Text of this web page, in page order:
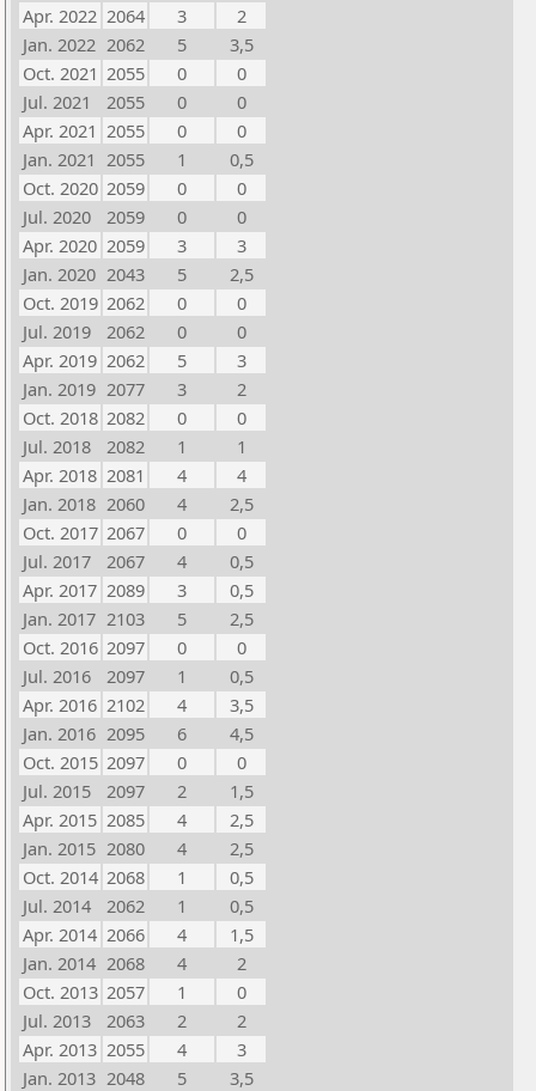
Apr. 2022 2064 3
2
Jan. 2022 2062 5
3,5
Oct. 2021 2055 0
0
Jul. 2021
2055 0
0
Apr. 2021 2055 0
0
Jan. 2021 2055 1
0,5
Oct. 2020 2059 0
0
Jul. 2020
2059 0
0
Apr. 2020 2059 3
3
Jan. 2020 2043 5
2,5
Oct. 2019 2062 0
0
Jul. 2019
2062 0
0
Apr. 2019 2062 5
3
Jan. 2019 2077 3
2
Oct. 2018 2082 0
0
Jul. 2018
2082 1
1
Apr. 2018 2081 4
4
Jan. 2018 2060 4
2,5
Oct. 2017 2067 0
0
Jul. 2017
2067 4
0,5
Apr. 2017 2089 3
0,5
Jan. 2017 2103 5
2,5
Oct. 2016 2097 0
0
Jul. 2016
2097 1
0,5
Apr. 2016 2102 4
3,5
Jan. 2016 2095 6
4,5
Oct. 2015 2097 0
0
Jul. 2015
2097 2
1,5
Apr. 2015 2085 4
2,5
Jan. 2015 2080 4
2,5
Oct. 2014 2068 1
0,5
Jul. 2014
2062 1
0,5
Apr. 2014 2066 4
1,5
Jan. 2014 2068 4
2
Oct. 2013 2057 1
0
Jul. 2013
2063 2
2
Apr. 2013 2055 4
3
Jan. 2013 2048 5
3,5